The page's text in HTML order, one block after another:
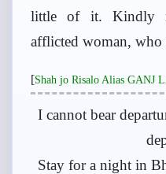
little of it. Kindly
afflicted woman,
[Shah jo Risalo Alias GANJ
I cannot bear
Stay for a night in